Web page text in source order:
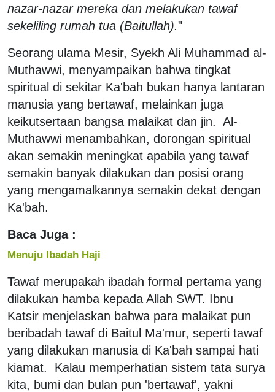
nazar-nazar mereka dan melakukan tawaf
sekeliling rumah tua (Baitullah)."
Seorang ulama Mesir, Syekh Ali Muhammad al-
Muthawwi, menyampaikan bahwa tingkat
spiritual di sekitar Ka'bah bukan hanya lantaran
manusia yang bertawaf, melainkan juga
keikutsertaan bangsa malaikat dan jin. Al-
Muthawwi menambahkan, dorongan spiritual
akan semakin meningkat apabila yang tawaf
semakin banyak dilakukan dan posisi orang
yang mengamalkannya semakin dekat dengan
Ka'bah.
Baca Juga :
Menuju Ibadah Haji
Tawaf merupakah ibadah formal pertama yang
dilakukan hamba kepada Allah SWT. Ibnu
Katsir menjelaskan bahwa para malaikat pun
beribadah tawaf di Baitul Ma'mur, seperti tawaf
yang dilakukan manusia di Ka'bah sampai hati
kiamat. Kalau memperhatian sistem tata surya
kita, bumi dan bulan pun 'bertawaf', yakni